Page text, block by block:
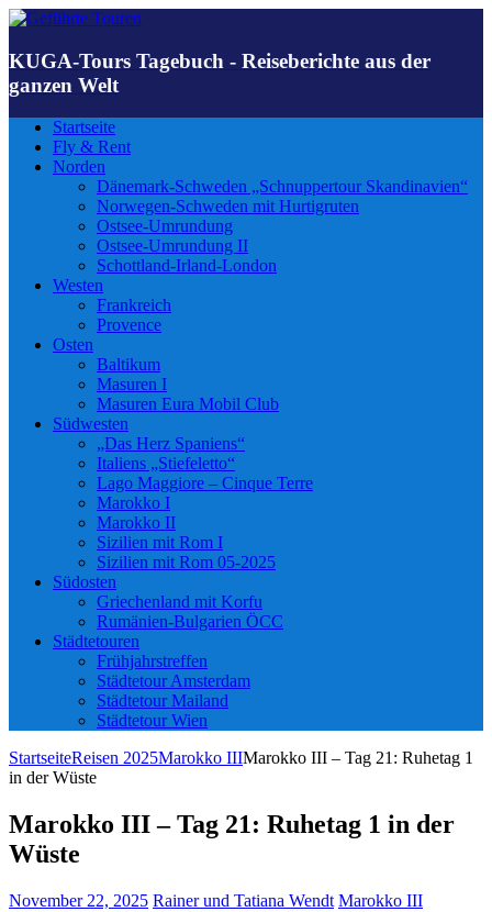
KUGA-Tours Tagebuch - Reiseberichte aus der
ganzen Welt
Startseite
Fly & Rent
Norden
Dänemark-Schweden „Schnuppertour Skandinavien“
Norwegen-Schweden mit Hurtigruten
Ostsee-Umrundung
Ostsee-Umrundung II
Schottland-Irland-London
Westen
Frankreich
Provence
Osten
Baltikum
Masuren I
Masuren Eura Mobil Club
Südwesten
„Das Herz Spaniens“
Italiens „Stiefeletto“
Lago Maggiore – Cinque Terre
Marokko I
Marokko II
Sizilien mit Rom I
Sizilien mit Rom 05-2025
Südosten
Griechenland mit Korfu
Rumänien-Bulgarien ÖCC
Städtetouren
Frühjahrstreffen
Städtetour Amsterdam
Städtetour Mailand
Städtetour Wien
StartseiteReisen 2025Marokko IIIMarokko III – Tag 21: Ruhetag 1
in der Wüste
Marokko III – Tag 21: Ruhetag 1 in der
Wüste
November 22, 2025 Rainer und Tatiana Wendt Marokko III